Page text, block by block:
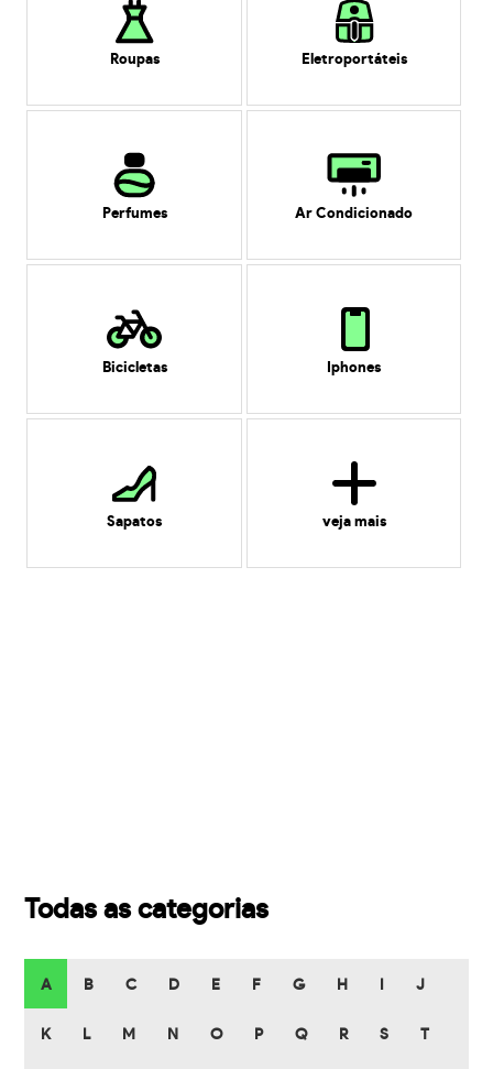
Roupas Eletroportáteis
Perfumes Ar Condicionado
Bicicletas Iphones
Sapatos veja mais
Todas as categorias
A B C D E F G H J
K L M N O P Q R S T